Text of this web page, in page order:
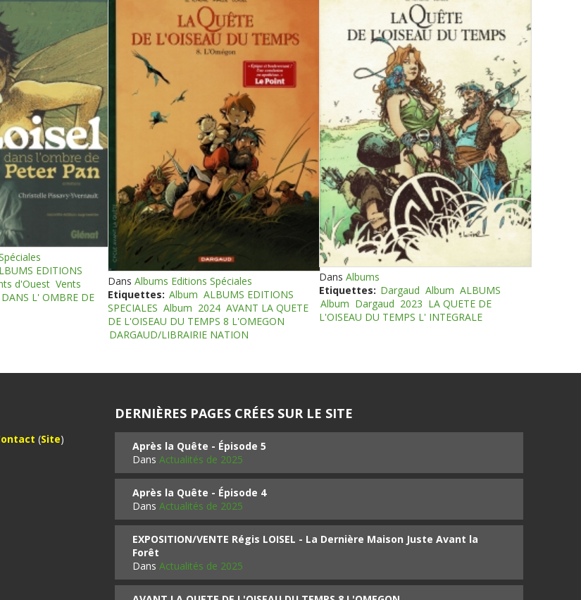
EDITIONS
d'Ouest Vents
DANS L' OMBRE DE
Dans Albums Editions Spéciales
Etiquettes: Album ALBUMS EDITIONS
SPECIALES Album 2024 AVANT LA QUETE
DE L'OISEAU DU TEMPS 8 L'OMEGON
DARGAUD/LIBRAIRIE NATION
Dans Albums
Etiquettes: Dargaud Album ALBUMS
Album Dargaud 2023 LA QUETE DE
L'OISEAU DU TEMPS L' INTEGRALE
(Site)
DERNIÈRES PAGES CRÉES SUR LE SITE
Après la Quête - Épisode 5
Dans Actualités de 2025
Après la Quête - Épisode 4
Dans Actualités de 2025
EXPOSITION/VENTE Régis LOISEL - La Dernière Maison Juste Avant la
Forêt
Dans Actualités de 2025